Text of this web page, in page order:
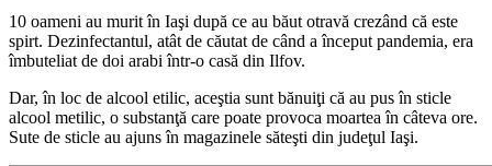
10 oameni au murit în Iaşi după ce au băut otravă crezând că este
spirt. Dezinfectantul, atât de căutat de când a început pandemia, era
îmbuteliat de doi arabi într-o casă din Ilfov.
Dar, în loc de alcool etilic, aceştia sunt bănuiţi că au pus în sticle
alcool metilic, o substanţă care poate provoca moartea în câteva ore.
Sute de sticle au ajuns în magazinele săteşti din judeţul Iaşi.